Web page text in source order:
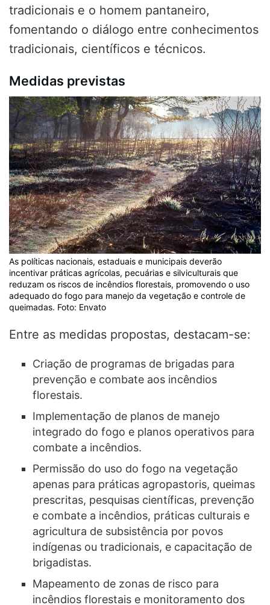
tradicionais e o homem pantaneiro,
fomentando o diálogo entre conhecimentos
tradicionais, científicos e técnicos.
Medidas previstas
As políticas nacionais, estaduais e municipais deverão
incentivar práticas agrícolas, pecuárias e silviculturais que
reduzam os riscos de incêndios florestais, promovendo o uso
adequado do fogo para manejo da vegetação e controle de
queimadas. Foto: Envato
Entre as medidas propostas, destacam-se:
Criação de programas de brigadas para
prevenção e combate aos incêndios
florestais.
Implementação de planos de manejo
integrado do fogo e planos operativos para
combate a incêndios.
Permissão do uso do fogo na vegetação
apenas para práticas agropastoris, queimas
prescritas, pesquisas científicas, prevenção
e combate a incêndios, práticas culturais e
agricultura de subsistência por povos
indígenas ou tradicionais, e capacitação de
brigadistas.
Mapeamento de zonas de risco para
incêndios florestais e monitoramento dos